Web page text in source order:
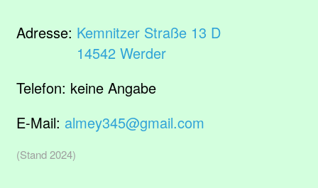
Adresse: Kemnitzer Straße 13 D
14542 Werder
Telefon: keine Angabe
E-Mail: almey345@gmail.com
(Stand 2024)